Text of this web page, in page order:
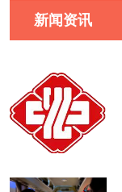
新闻资讯